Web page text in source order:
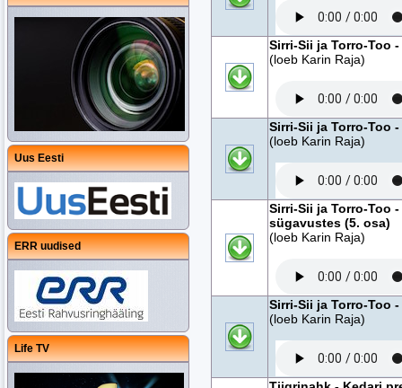
Uus Eesti
ERR uudised
Life TV
Sirri-Sii ja Torro-Too
(loeb Karin Raja)
Sirri-Sii ja Torro-Too
(loeb Karin Raja)
Sirri-Sii ja Torro-Too
sügavustes (5. osa)
(loeb Karin Raja)
Sirri-Sii ja Torro-Too
(loeb Karin Raja)